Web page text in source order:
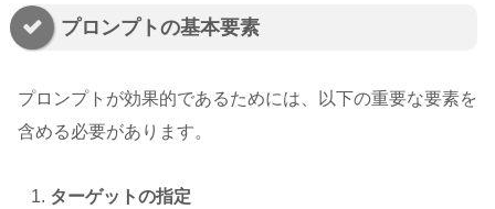
プロンプトの基本要素
プロンプトが効果的であるためには、以下の重要な要素を
含める必要があります。
ターゲットの指定